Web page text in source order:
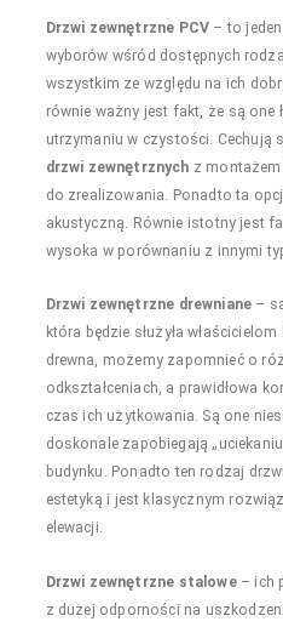
Drzwi zewnętrzne PCV – to
wyborów wśród dostępnych
wszystkim ze względu na ich
równie ważny jest fakt, że są one
utrzymaniu w czystości. Cechują
drzwi zewnętrznych z montażem
do zrealizowania. Ponadto ta
akustyczną. Równie istotny jest
wysoka w porównaniu z innymi
Drzwi zewnętrzne drewniane –
która będzie służyła
drewna, możemy zapomnieć o
odkształceniach, a prawidłowa
czas ich użytkowania. Są one
doskonale zapobiegają
budynku. Ponadto ten rodzaj
estetyką i jest klasycznym
elewacji.
Drzwi zewnętrzne stalowe– ich
z dużej odporności na